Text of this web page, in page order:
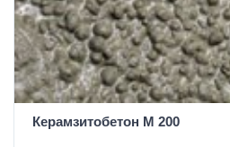
Керамзитобетон М 200